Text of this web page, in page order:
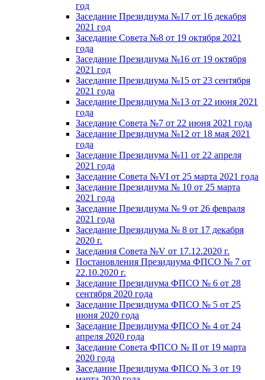
год
Заседание Президиума №17 от 16 декабря
2021 год
Заседание Совета №8 от 19 октября 2021
года
Заседание Президиума №16 от 19 октября
2021 год
Заседание Президиума №15 от 23 сентября
2021 года
Заседание Президиума №13 от 22 июня 2021
года
Заседание Совета №7 от 22 июня 2021 года
Заседание Президиума №12 от 18 мая 2021
года
Заседание Президиума №11 от 22 апреля
2021 года
Заседание Совета №VI от 25 марта 2021 года
Заседание Президиума № 10 от 25 марта
2021 года
Заседание Президиума № 9 от 26 февраля
2021 года
Заседание Президиума № 8 от 17 декабря
2020 г.
Заседания Совета №V от 17.12.2020 г.
Постановления Президиума ФПСО № 7 от
22.10.2020 г.
Заседание Президиума ФПСО № 6 от 28
сентября 2020 года
Заседание Президиума ФПСО № 5 от 25
июня 2020 года
Заседание Президиума ФПСО № 4 от 24
апреля 2020 года
Заседание Совета ФПСО № II от 19 марта
2020 года
Заседание Президиума ФПСО № 3 от 19